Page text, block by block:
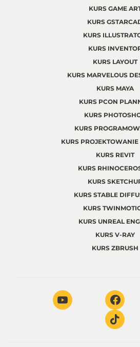
KURS GAME
KURS
KURS
KURS
KURS LAYOUT
KURS MARVELOUS
KURS MAYA
KURS PCON
KURS
KURS
KURS
KURS REVIT
KURS
KURS
KURS STABLE
KURS
KURS UNREAL
KURS V-RAY
KURS ZBRUSH